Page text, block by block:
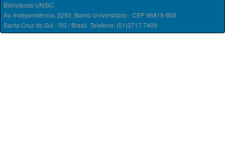
Bibliotecas UNISC
Av. Independência, 2293, Bairro Universitário - CEP 96815-900
Santa Cruz do Sul - RS / Brasil. Telefone: (51)3717.7409